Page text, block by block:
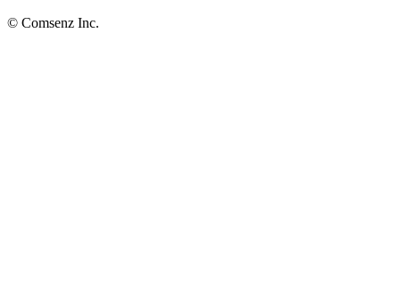
© Comsenz Inc.